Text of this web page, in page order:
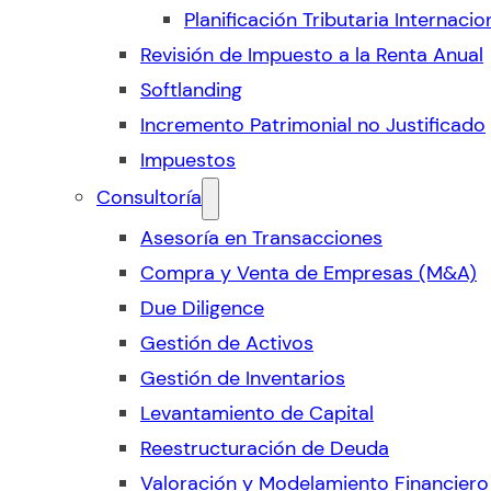
Planificación Tributaria
Revisión de Impuesto a la Renta Anual
Softlanding
Incremento Patrimonial no Justificado
Impuestos
Consultoría
Asesoría en Transacciones
Compra y Venta de Empresas (M&A)
Due Diligence
Gestión de Activos
Gestión de Inventarios
Levantamiento de Capital
Reestructuración de Deuda
Valoración y Modelamiento Financiero